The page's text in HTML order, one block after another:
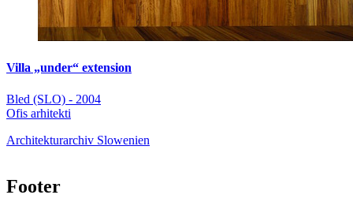
Villa „under“ extension
Bled (SLO) - 2004
Ofis arhitekti
Architekturarchiv Slowenien
Footer